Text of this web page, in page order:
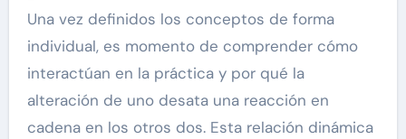
Una vez definidos los conceptos de forma
individual, es momento de comprender cómo
interactúan en la práctica y por qué la
alteración de uno desata una reacción en
cadena en los otros dos. Esta relación dinámica